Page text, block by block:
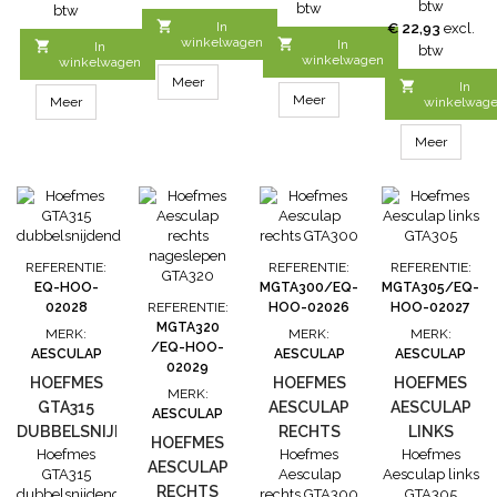
btw

In
winkelwagen
Meer

In
winkelwagen
Meer
30cm, breedte
ca: 3cm.
btw

In
winkelwagen
Meer
GTA321 is extra
nageslepen.
met bruin
hardhouten
heft.
btw
€ 22,93 excl.
btw

In
Meer
REFERENTIE:
EQ-HOO-
02028
MERK:
AESCULAP
HOEFMES
GTA315
DUBBELSNIJDEND
Hoefmes
GTA315
REFERENTIE:
MGTA320
/EQ-HOO-
02029
MERK:
AESCULAP
HOEFMES
AESCULAP
RECHTS
REFERENTIE:
MGTA300/EQ-
HOO-02026
MERK:
AESCULAP
HOEFMES
AESCULAP
RECHTS
GTA300
Hoefmes
Aesculap
REFERENTIE:
MGTA305/EQ-
HOO-02027
MERK:
AESCULAP
HOEFMES
AESCULAP
LINKS
GTA305
Hoefmes
Aesculap links